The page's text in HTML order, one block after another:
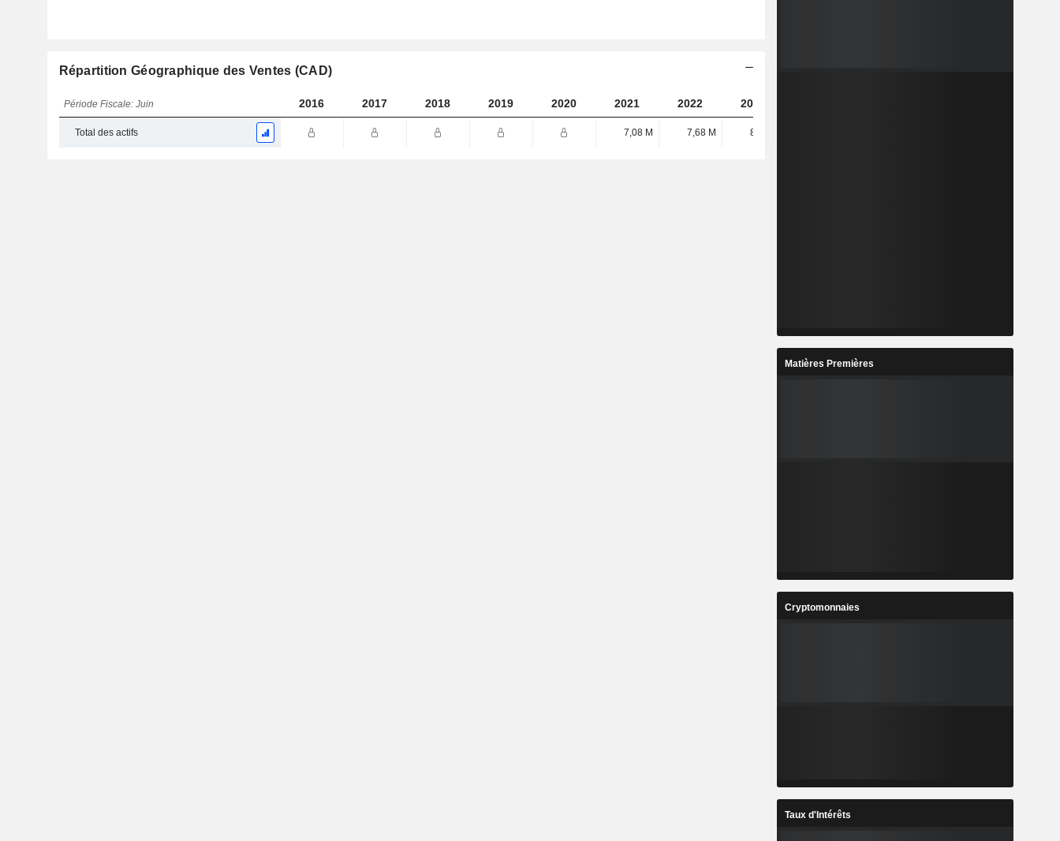
Répartition Géographique des Ventes (CAD)
Période Fiscale: Juin 2016 2017 2018 2019 2020 2021 2022 2023
Total des actifs 7,08 M 7,68 M 8,56 M
Matières Premières
Cryptomonnaies
Taux d'Intérêts